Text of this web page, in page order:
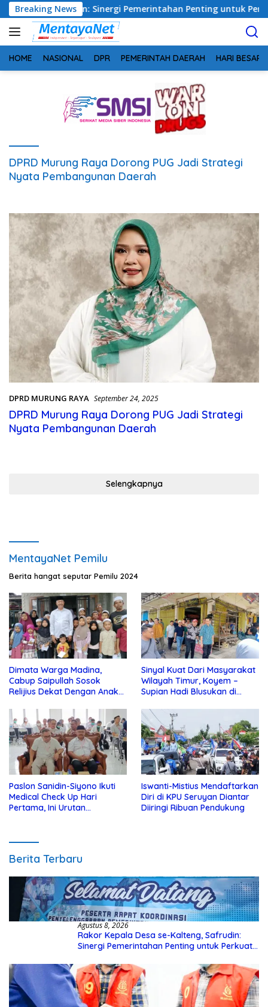
Langsung
ke
konten
Breaking News
Safrudin: Sinergi Pemerintahan Penting untuk Perkuat
HOME NASIONAL DPR PEMERINTAH DAERAH HARI BESAR
DPRD Murung Raya Dorong PUG Jadi Strategi
Nyata Pembangunan Daerah
DPRD MURUNG RAYA September 24, 2025
DPRD Murung Raya Dorong PUG Jadi Strategi
Nyata Pembangunan Daerah
Selengkapnya
MentayaNet Pemilu
Berita hangat seputar Pemilu 2024
Dimata Warga Madina,
Cabup Saipullah Sosok
Relijius Dekat Dengan Anak
Sinyal Kuat Dari Masyarakat
Wilayah Timur, Koyem –
Supian Hadi Blusukan di
Paslon Sanidin-Siyono Ikuti
Medical Check Up Hari
Pertama, Ini Urutan
Iswanti-Mistius Mendaftarkan
Diri di KPU Seruyan Diantar
Diiringi Ribuan Pendukung
Berita Terbaru
Agustus 8, 2026
Rakor Kepala Desa se-Kalteng, Safrudin:
Sinergi Pemerintahan Penting untuk Perkuat